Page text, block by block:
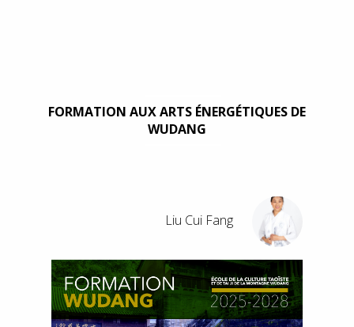
FORMATION AUX ARTS ÉNERGÉTIQUES DE
WUDANG
Liu Cui Fang